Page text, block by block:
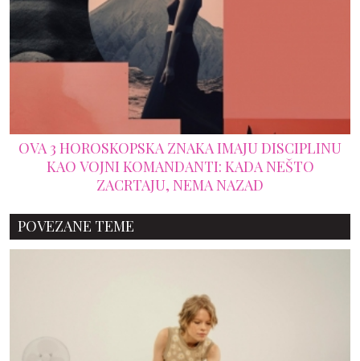
OVA 3 HOROSKOPSKA ZNAKA IMAJU DISCIPLINU
KAO VOJNI KOMANDANTI: KADA NEŠTO
ZACRTAJU, NEMA NAZAD
POVEZANE TEME